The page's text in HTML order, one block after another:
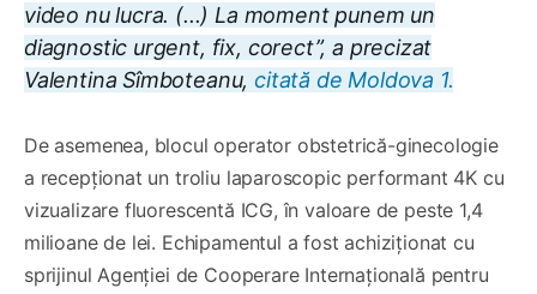
video nu lucra. (...) La moment punem un
diagnostic urgent, fix, corect”, a precizat
Valentina Sîmboteanu,citată de Moldova 1.
De asemenea, blocul operator obstetrică-ginecologie
a recepționat un troliu laparoscopic performant 4K cu
vizualizare fluorescentă ICG, în valoare de peste 1,4
milioane de lei. Echipamentul a fost achiziționat cu
sprijinul Agenției de Cooperare Internațională pentru